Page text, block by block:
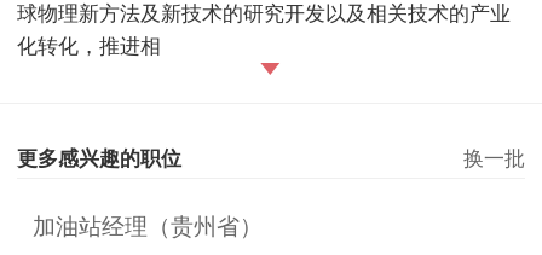
球物理新方法及新技术的研究开发以及相关技术的产业
化转化，推进相
更多感兴趣的职位 换一批
加油站经理（贵州省）